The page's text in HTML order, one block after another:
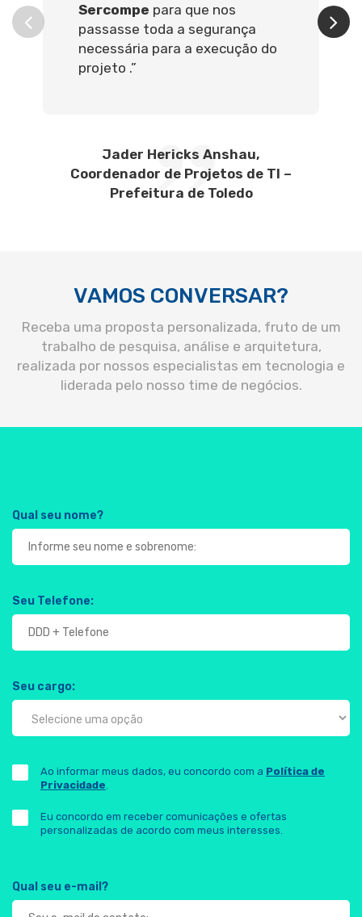
Sercompe para que nos
passasse toda a segurança
necessária para a execução do
projeto .”
Jader Hericks Anshau,
Coordenador de Projetos de TI –
Prefeitura de Toledo
VAMOS CONVERSAR?
Receba uma proposta personalizada, fruto de um
trabalho de pesquisa, análise e arquitetura,
realizada por nossos especialistas em tecnologia e
liderada pelo nosso time de negócios.
Qual seu nome?
Seu Telefone:
Seu cargo:
Ao informar meus dados, eu concordo com a Política de
Privacidade.
Eu concordo em receber comunicações e ofertas
personalizadas de acordo com meus interesses.
Qual seu e-mail?